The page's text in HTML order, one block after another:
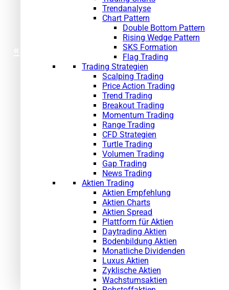
Trendanalyse
Chart Pattern
Double Bottom Pattern
Rising Wedge Pattern
SKS Formation
Flag Trading
Trading Strategien
Scalping Trading
Price Action Trading
Trend Trading
Breakout Trading
Momentum Trading
Range Trading
CFD Strategien
Turtle Trading
Volumen Trading
Gap Trading
News Trading
Aktien Trading
Aktien Empfehlung
Aktien Charts
Aktien Spread
Plattform für Aktien
Daytrading Aktien
Bodenbildung Aktien
Monatliche Dividenden
Luxus Aktien
Zyklische Aktien
Wachstumsaktien